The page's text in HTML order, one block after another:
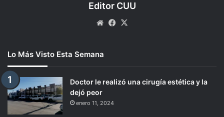
Editor CUU
WebsiteFacebook
Lo Más Visto Esta Semana
Doctor le realizó una cirugía estética y la
dejó peor
enero 11, 2024